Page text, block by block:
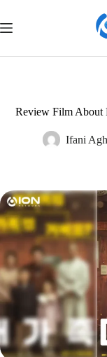
content
Review Film About
Ifani